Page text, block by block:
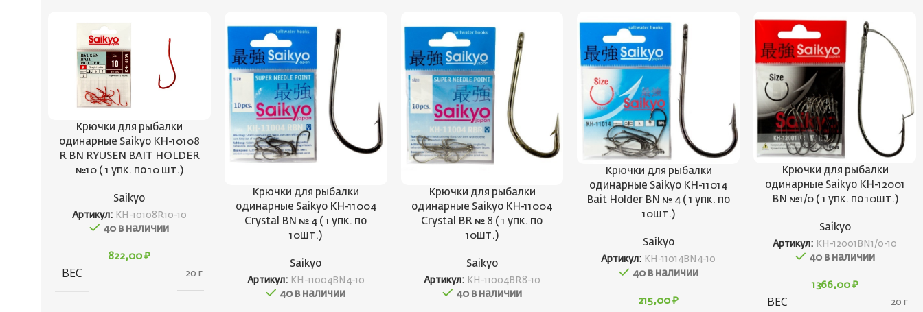
Крючки для рыбалки
одинарные Saikyo KH-10108
R BN RYUSEN BAIT HOLDER
№10 ( 1 упк. по 10 шт.)
Saikyo
Артикул: KH-10108R10-10
40 в наличии
822,00₽
ВЕС 20 г
Крючки для рыбалки
одинарные Saikyo KH-11004
Crystal BN № 4 ( 1 упк. по
10шт.)
Saikyo
Артикул: KH-11004BN4-10
40 в наличии
Крючки для рыбалки
одинарные Saikyo KH-11004
Crystal BR № 8 ( 1 упк. по
10шт.)
Saikyo
Артикул: KH-11004BR8-10
40 в наличии
Крючки для рыбалки
одинарные Saikyo KH-11014
Bait Holder BN № 4 ( 1 упк. по
10шт.)
Saikyo
Артикул: KH-11014BN4-10
40 в наличии
215,00₽
Крючки для рыбалки
одинарные Saikyo KH-12001
BN №1/0 ( 1 упк. по 10шт.)
Saikyo
Артикул: KH-12001BN1/0-10
40 в наличии
1366,00 ₽
ВЕС 20 г